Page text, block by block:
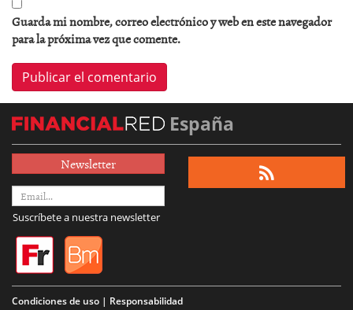
Guarda mi nombre, correo electrónico y web en este navegador
para la próxima vez que comente.
España
Newsletter
Suscríbete a nuestra newsletter
Condiciones de uso | Responsabilidad